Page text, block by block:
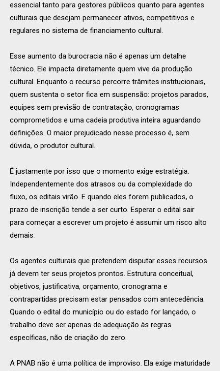
essencial tanto para gestores públicos quanto para agentes
culturais que desejam permanecer ativos, competitivos e
regulares no sistema de financiamento cultural.
Esse aumento da burocracia não é apenas um detalhe
técnico. Ele impacta diretamente quem vive da produção
cultural. Enquanto o recurso percorre trâmites institucionais,
quem sustenta o setor fica em suspensão: projetos parados,
equipes sem previsão de contratação, cronogramas
comprometidos e uma cadeia produtiva inteira aguardando
definições. O maior prejudicado nesse processo é, sem
dúvida, o produtor cultural.
É justamente por isso que o momento exige estratégia.
Independentemente dos atrasos ou da complexidade do
fluxo, os editais virão. E quando eles forem publicados, o
prazo de inscrição tende a ser curto. Esperar o edital sair
para começar a escrever um projeto é assumir um risco alto
demais.
Os agentes culturais que pretendem disputar esses recursos
já devem ter seus projetos prontos. Estrutura conceitual,
objetivos, justificativa, orçamento, cronograma e
contrapartidas precisam estar pensados com antecedência.
Quando o edital do município ou do estado for lançado, o
trabalho deve ser apenas de adequação às regras
específicas, não de criação do zero.
A PNAB não é uma política de improviso. Ela exige maturidade